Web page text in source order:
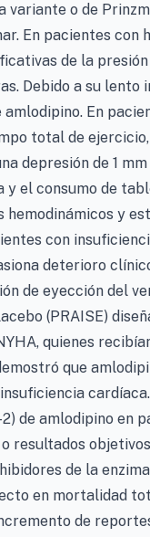
variante o de
En pacientes con
de la
Debido a su
En
total de
depresión de 1
y el consumo de
hemodinámicos y
con
deterioro
de eyección del
(PRAISE)
quienes
que
de amlodipino en
resultados
de la
en mortalidad
de